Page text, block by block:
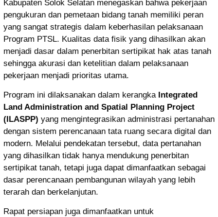
Kabupaten Solok Selatan menegaskan bahwa pekerjaan
pengukuran dan pemetaan bidang tanah memiliki peran
yang sangat strategis dalam keberhasilan pelaksanaan
Program PTSL. Kualitas data fisik yang dihasilkan akan
menjadi dasar dalam penerbitan sertipikat hak atas tanah
sehingga akurasi dan ketelitian dalam pelaksanaan
pekerjaan menjadi prioritas utama.
Program ini dilaksanakan dalam kerangka Integrated
Land Administration and Spatial Planning Project
(ILASPP) yang mengintegrasikan administrasi pertanahan
dengan sistem perencanaan tata ruang secara digital dan
modern. Melalui pendekatan tersebut, data pertanahan
yang dihasilkan tidak hanya mendukung penerbitan
sertipikat tanah, tetapi juga dapat dimanfaatkan sebagai
dasar perencanaan pembangunan wilayah yang lebih
terarah dan berkelanjutan.
Rapat persiapan juga dimanfaatkan untuk